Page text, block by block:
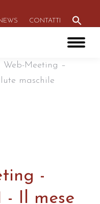
CONTATTI
Web-Meeting –
maschile
-
- Il mese